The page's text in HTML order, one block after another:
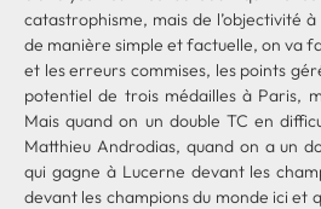
catastrophisme, mais de l’objectivité
de manière simple et factuelle, on va
et les erreurs commises, les points
potentiel de trois médailles à Paris,
Mais quand on un double TC en
Matthieu Androdias, quand on a un
qui gagne à Lucerne devant les
devant les champions du monde ici et